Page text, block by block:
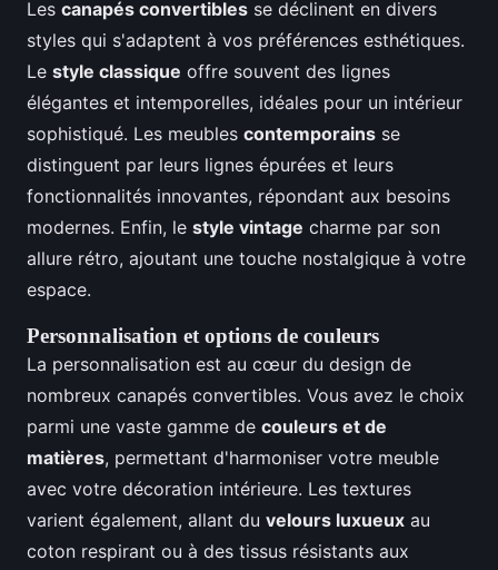
Les canapés convertibles se déclinent en divers
styles qui s'adaptent à vos préférences esthétiques.
Le style classique offre souvent des lignes
élégantes et intemporelles, idéales pour un intérieur
sophistiqué. Les meubles contemporains se
distinguent par leurs lignes épurées et leurs
fonctionnalités innovantes, répondant aux besoins
modernes. Enfin, le style vintage charme par son
allure rétro, ajoutant une touche nostalgique à votre
espace.
Personnalisation et options de couleurs
La personnalisation est au cœur du design de
nombreux canapés convertibles. Vous avez le choix
parmi une vaste gamme de couleurs et de
matières, permettant d'harmoniser votre meuble
avec votre décoration intérieure. Les textures
varient également, allant du velours luxueux au
coton respirant ou à des tissus résistants aux